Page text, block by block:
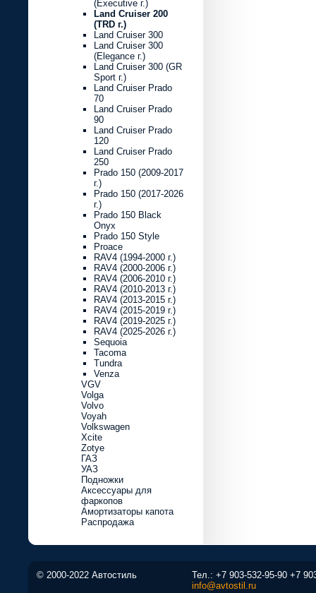
(Executive г.)
Land Cruiser 200
(TRD г.)
Land Cruiser 300
Land Cruiser 300
(Elegance г.)
Land Cruiser 300 (GR
Sport г.)
Land Cruiser Prado
70
Land Cruiser Prado
90
Land Cruiser Prado
120
Land Cruiser Prado
250
Prado 150 (2009-2017
г.)
Prado 150 (2017-2026
г.)
Prado 150 Black
Onyx
Prado 150 Style
Proace
RAV4 (1994-2000 г.)
RAV4 (2000-2006 г.)
RAV4 (2006-2010 г.)
RAV4 (2010-2013 г.)
RAV4 (2013-2015 г.)
RAV4 (2015-2019 г.)
RAV4 (2019-2025 г.)
RAV4 (2025-2026 г.)
Sequoia
Tacoma
Tundra
Venza
VGV
Volga
Volvo
Voyah
Volkswagen
Xcite
Zotye
ГАЗ
УАЗ
Подножки
Аксессуары для
фаркопов
Амортизаторы капота
Распродажа
© 2000-2022 Автостиль Тел.: +7 903-532-95-90 +7
info@avtostil.ru